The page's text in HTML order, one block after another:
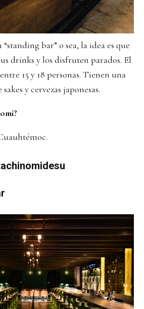
bar” o sea, la idea es que
drinks y los disfruten parados. El
15 y 18 personas. Tienen una
y cervezas japonesas.